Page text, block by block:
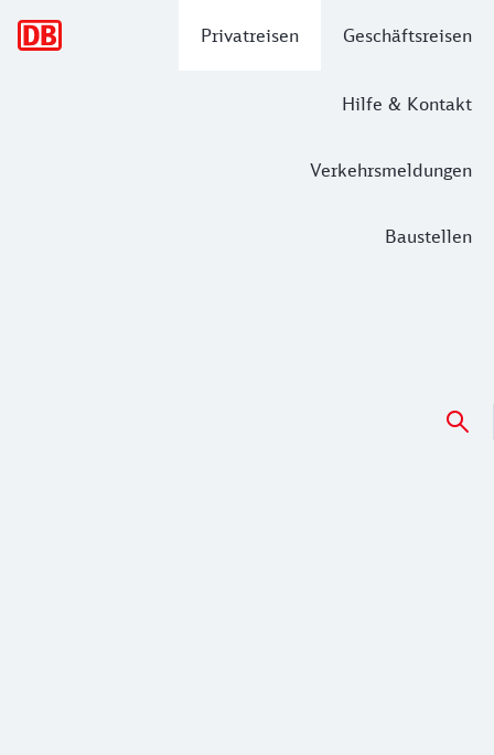
Privatreisen Geschäftsreisen
Hilfe & Kontakt
Verkehrsmeldungen
Baustellen